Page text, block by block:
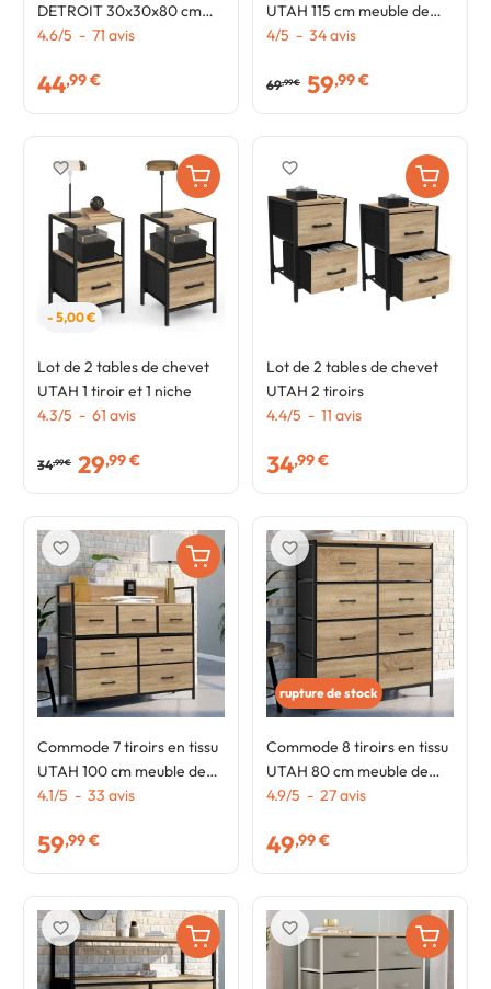
DETROIT 30x30x80 cm
chiffonnier pour entrée
industriel
4.6/5 - 71 avis
44,99 €
UTAH 115 cm meuble de
rangement design
4/5 - 34avis
69,99 € 59,99 €
- 5,00 €
Lot de 2 tables de chevet
UTAH 1 tiroir et 1 niche
4.3/5 - 61 avis
34,99 € 29,99 €
favorite_border
Lot de 2 tables de chevet
UTAH 2 tiroirs
4.4/5 - 11 avis
34,99 €
favorite_border
Commode 7 tiroirs en tissu
UTAH 100 cm meuble de
rangement design
4.1/5 - 33 avis
59,99 €
favorite_border
rupture de stock
Commode 8 tiroirs en tissu
UTAH 80 cm meuble de
rangement design
4.9/5 - 27avis
49,99 €
favorite_border
favorite_border favorite_border